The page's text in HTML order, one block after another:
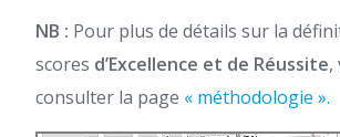
NB : Pour plus de détails sur la
scores d’Excellence et de Réussite,
consulter la page « méthodologie ».